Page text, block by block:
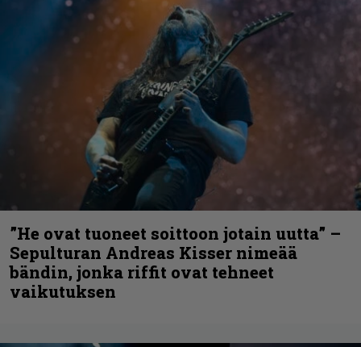
”He ovat tuoneet soittoon jotain uutta” –
Sepulturan Andreas Kisser nimeää
bändin, jonka riffit ovat tehneet
vaikutuksen